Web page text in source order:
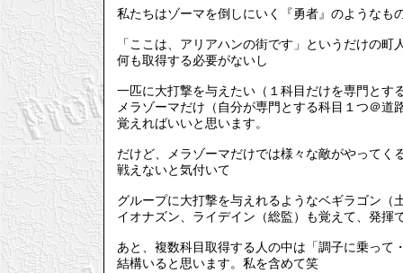
私たちはゾーマを倒しにいく『勇者』のようなも
「ここは、アリアハンの街です」というだけの町
何も取得する必要がないし
一匹に大打撃を与えたい（１科目だけを専門とす
メラゾーマだけ（自分が専門とする科目１つ＠道
覚えればいいと思います。
だけど、メラゾーマだけでは様々な敵がやってく
戦えないと気付いて
グループに大打撃を与えれるようなベギラゴン（
イオナズン、ライデイン（総監）も覚えて、発揮
あと、複数科目取得する人の中は「調子に乗って
結構いると思います。私を含めて笑